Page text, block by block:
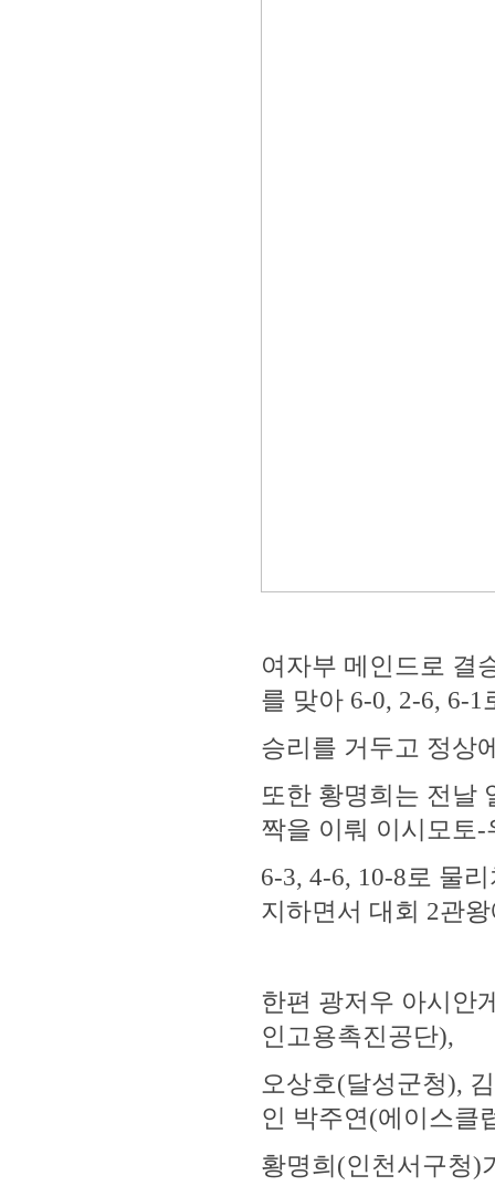
여자부 메인드로 결
를 맞아 6-0, 2-6, 6-1
승리를 거두고 정상
또한 황명희는 전날
짝을 이뤄 이시모토
6-3, 4-6, 10-8로 물
지하면서 대회 2관
한편 광저우 아시안
인고용촉진공단),
오상호(달성군청),
인 박주연(에이스클
황명희(인천서구청)